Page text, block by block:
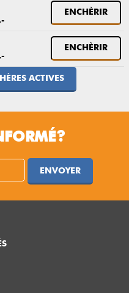
ENCHÈRIR
ENCHÈRIR
ACTIVES
ENVOYER